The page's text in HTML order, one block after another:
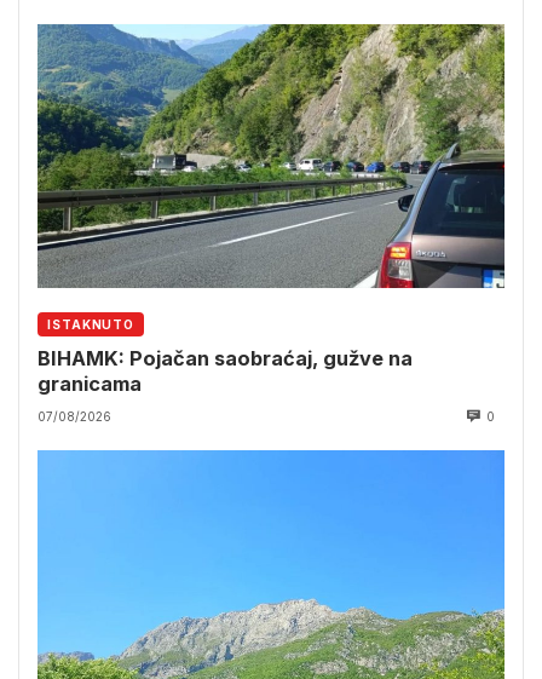
ISTAKNUTO
BIHAMK: Pojačan saobraćaj, gužve na
granicama
07/08/2026 0